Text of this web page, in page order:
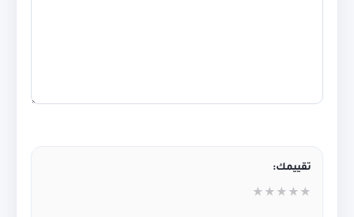
تقييمك:
★
★
★
★
★